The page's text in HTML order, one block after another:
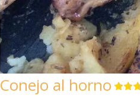
Conejo al horno